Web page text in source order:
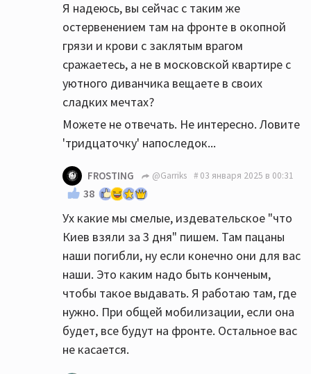
Я надеюсь, вы сейчас с таким же
остервенением там на фронте в окопной
грязи и крови с заклятым врагом
сражаетесь, а не в московской квартире с
уютного диванчика вещаете в своих
сладких мечтах?
Можете не отвечать. Не интересно. Ловите
'тридцаточку' напоследок...
FROSTING @Garriks 03 января 2025 в 00:31
38
Ух какие мы смелые, издевательское "что
Киев взяли за 3 дня" пишем. Там пацаны
наши погибли, ну если конечно они для вас
наши. Это каким надо быть конченым,
чтобы такое выдавать. Я работаю там, где
нужно. При общей мобилизации, если она
будет, все будут на фронте. Остальное вас
не касается.